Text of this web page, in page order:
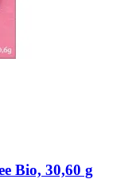
Bio, 30,60 g